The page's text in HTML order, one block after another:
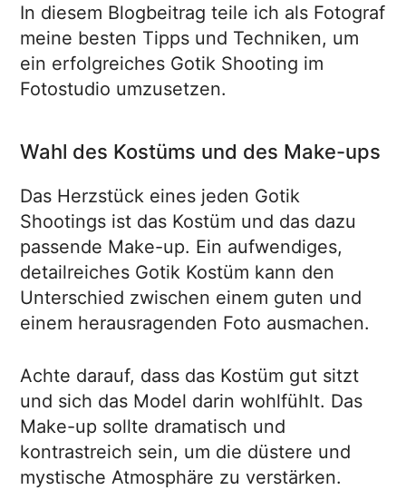
In diesem Blogbeitrag teile ich als Fotograf
meine besten Tipps und Techniken, um
ein erfolgreiches Gotik Shooting im
Fotostudio umzusetzen.
Wahl des Kostüms und des Make-ups
Das Herzstück eines jeden Gotik
Shootings ist das Kostüm und das dazu
passende Make-up. Ein aufwendiges,
detailreiches Gotik Kostüm kann den
Unterschied zwischen einem guten und
einem herausragenden Foto ausmachen.
Achte darauf, dass das Kostüm gut sitzt
und sich das Model darin wohlfühlt. Das
Make-up sollte dramatisch und
kontrastreich sein, um die düstere und
mystische Atmosphäre zu verstärken.